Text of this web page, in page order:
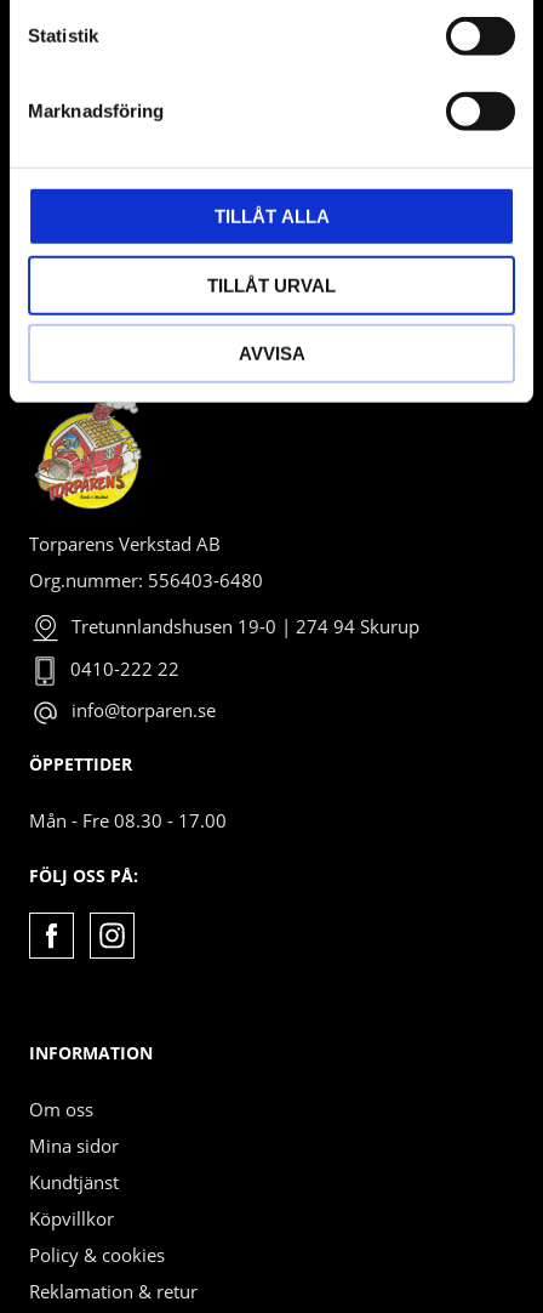
Statistik
Marknadsföring
TILLÅT ALLA
TILLÅT URVAL
AVVISA
& däckmaskiner och Master luftmaskiner. Kontakta oss
gärna om vad som helst då vi gör vårt yttersta för att hjälpa
Torparens Verkstad AB
Org.nummer: 556403-6480
Tretunnlandshusen 19-0 | 274 94 Skurup
0410-222 22
info@torparen.se
ÖPPETTIDER
Mån - Fre 08.30 - 17.00
FÖLJ OSS PÅ:
INFORMATION
Om oss
Mina sidor
Kundtjänst
Köpvillkor
Policy & cookies
Reklamation & retur